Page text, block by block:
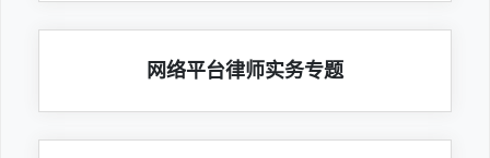
网络平台律师实务专题